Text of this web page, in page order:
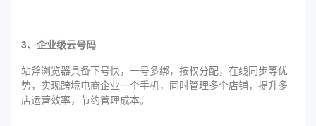
3、企业级云号码
站斧浏览器具备下号快，一号多绑，按权分配，在线同步等优
势，实现跨境电商企业一个手机，同时管理多个店铺，提升多
店运营效率，节约管理成本。